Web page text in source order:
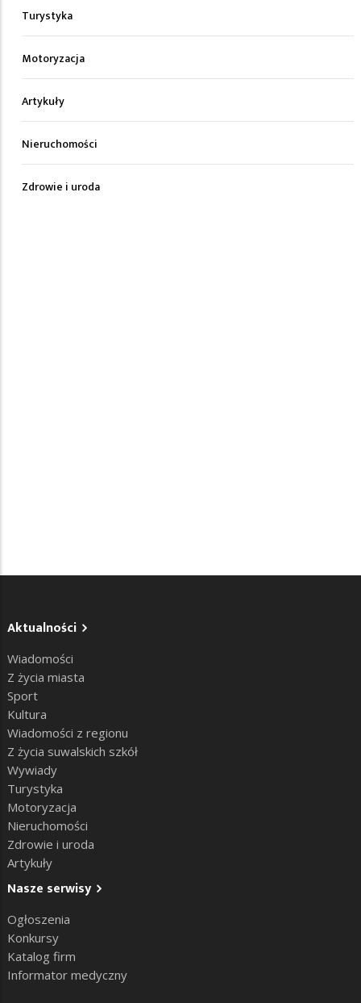
Turystyka
Motoryzacja
Artykuły
Nieruchomości
Zdrowie i uroda
Aktualności
Wiadomości
Z życia miasta
Sport
Kultura
Wiadomości z regionu
Z życia suwalskich szkół
Wywiady
Turystyka
Motoryzacja
Nieruchomości
Zdrowie i uroda
Artykuły
Nasze serwisy
Ogłoszenia
Konkursy
Katalog firm
Informator medyczny